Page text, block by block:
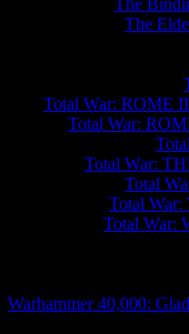
The
The
Total War: ROME
Total War:
Total War:
Total
Total
Total War:
Warhammer 40,000: